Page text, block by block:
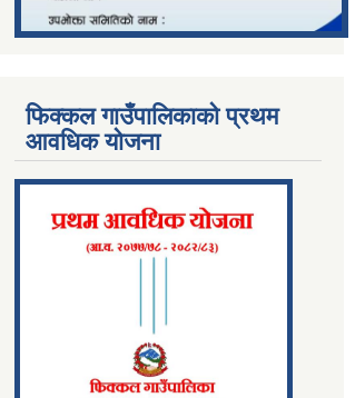
फिक्कल गाउँपालिकाको प्रथम
आवधिक योजना